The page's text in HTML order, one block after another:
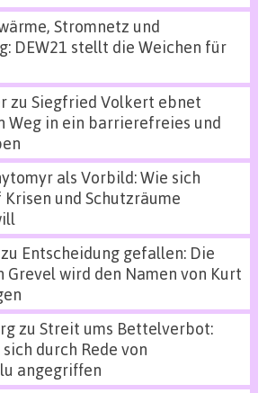
Stromnetz und
DEW21 stellt die Weichen für
zu Siegfried Volkert ebnet
Weg in ein barrierefreies und
als Vorbild: Wie sich
und Schutzräume
zu Entscheidung gefallen: Die
Grevel wird den Namen von Kurt
zu Streit ums Bettelverbot:
durch Rede von
angegriffen